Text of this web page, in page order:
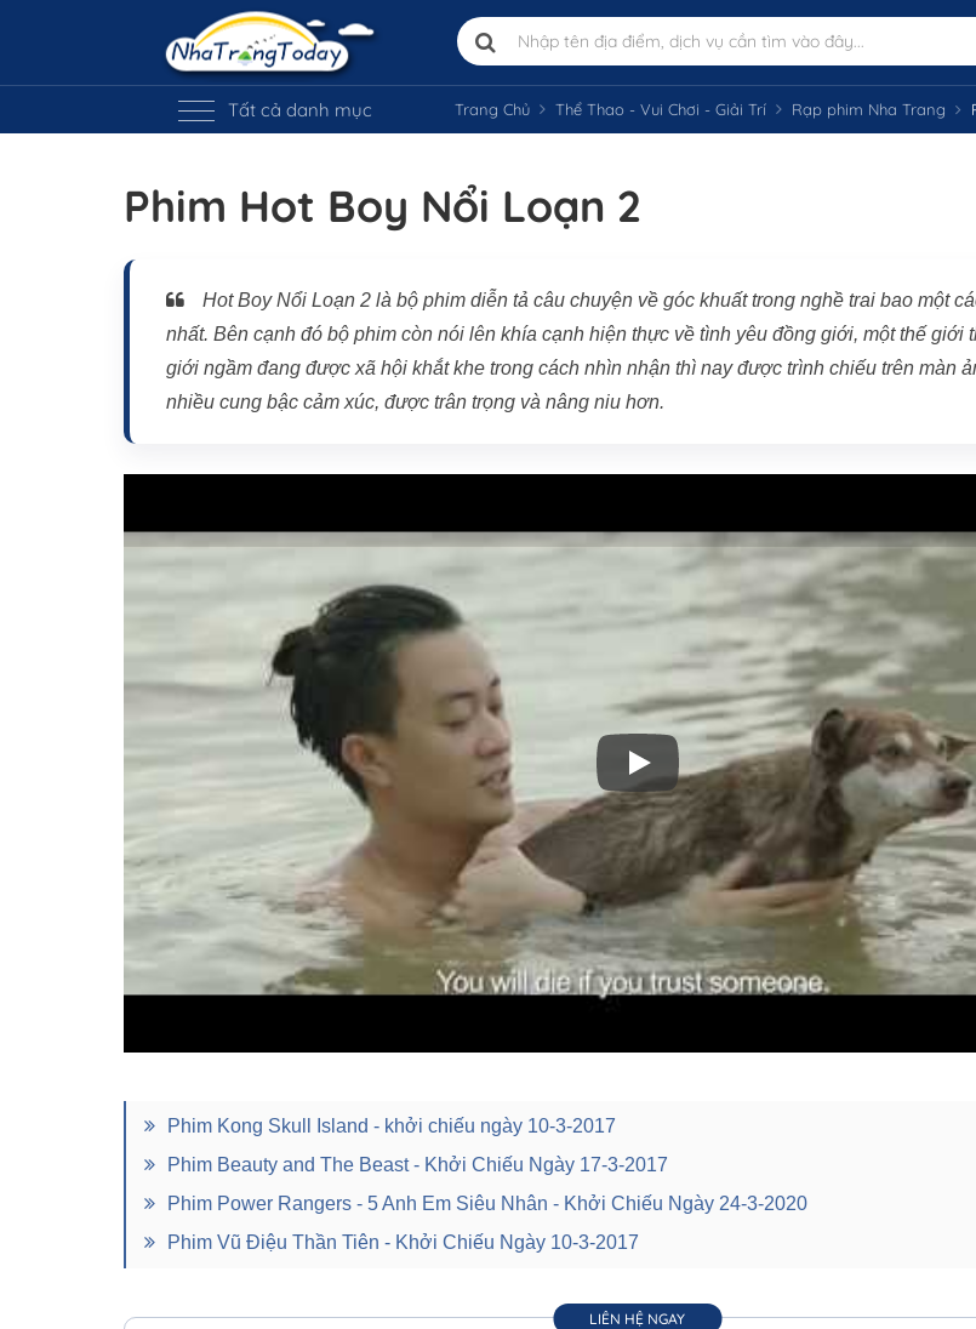
Tất cả danh mục Trang Chủ Thể Thao - Vui Chơi - Giải Trí Rạp phim Nha Trang
Phim Hot Boy Nổi Loạn 2
Hot Boy Nổi Loạn 2 là bộ phim diễn tả câu chuyện về góc khuất trong nghề trai bao một
nhất. Bên cạnh đó bộ phim còn nói lên khía cạnh hiện thực về tình yêu đồng giới, một thế giới
giới ngầm đang được xã hội khắt khe trong cách nhìn nhận thì nay được trình chiếu trên màn
nhiều cung bậc cảm xúc, được trân trọng và nâng niu hơn.
Play: Phim Hot Boy Nổi Loạn 2
Phim Kong Skull Island - khởi chiếu ngày 10-3-2017
Phim Beauty and The Beast - Khởi Chiếu Ngày 17-3-2017
Phim Power Rangers - 5 Anh Em Siêu Nhân - Khởi Chiếu Ngày 24-3-2020
Phim Vũ Điệu Thần Tiên - Khởi Chiếu Ngày 10-3-2017
LIÊN HỆ NGAY
Vị trí trên bản đồ